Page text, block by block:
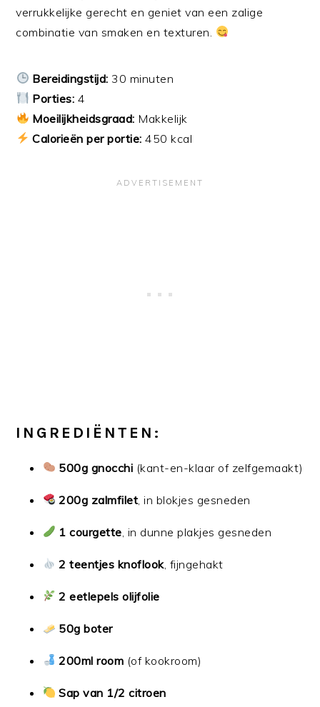
verrukkelijke gerecht en geniet van een zalige
combinatie van smaken en texturen.
Bereidingstijd: 30 minuten
Porties: 4
Moeilijkheidsgraad: Makkelijk
Calorieën per portie: 450 kcal
INGREDIËNTEN:
500g gnocchi (kant-en-klaar of zelfgemaakt)
200g zalmfilet , in blokjes gesneden
1 courgette , in dunne plakjes gesneden
2 teentjes knoflook, fijngehakt
2 eetlepels olijfolie
50g boter
200ml room (of kookroom)
Sap van 1/2 citroen